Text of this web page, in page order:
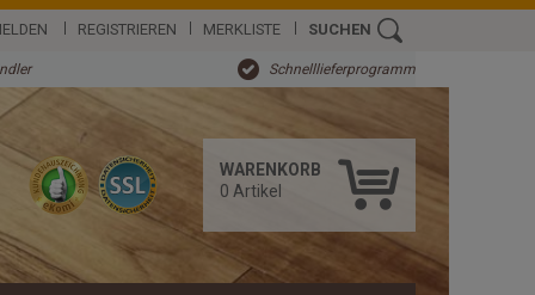
REGISTRIEREN MERKLISTE SUCHEN
Schnelllieferprogramm
WARENKORB
0 Artikel